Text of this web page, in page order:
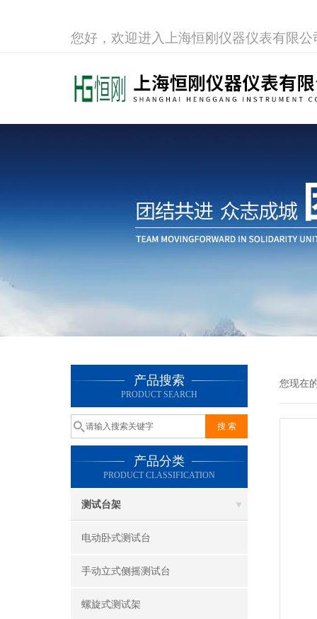
您好，欢迎进入上海恒刚仪器仪表有限公
产品搜索
PRODUCT SEARCH
产品分类
PRODUCT CLASSIFICATION
测试台架
电动卧式测试台
手动立式侧摇测试台
螺旋式测试架
您现在